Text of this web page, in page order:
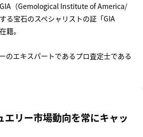
（Gemological Institute of America/
る宝石のスペシャリストの証「GIA
籍。
のエキスパートであるプロ査定士である
エリー市場動向を常にキャッ